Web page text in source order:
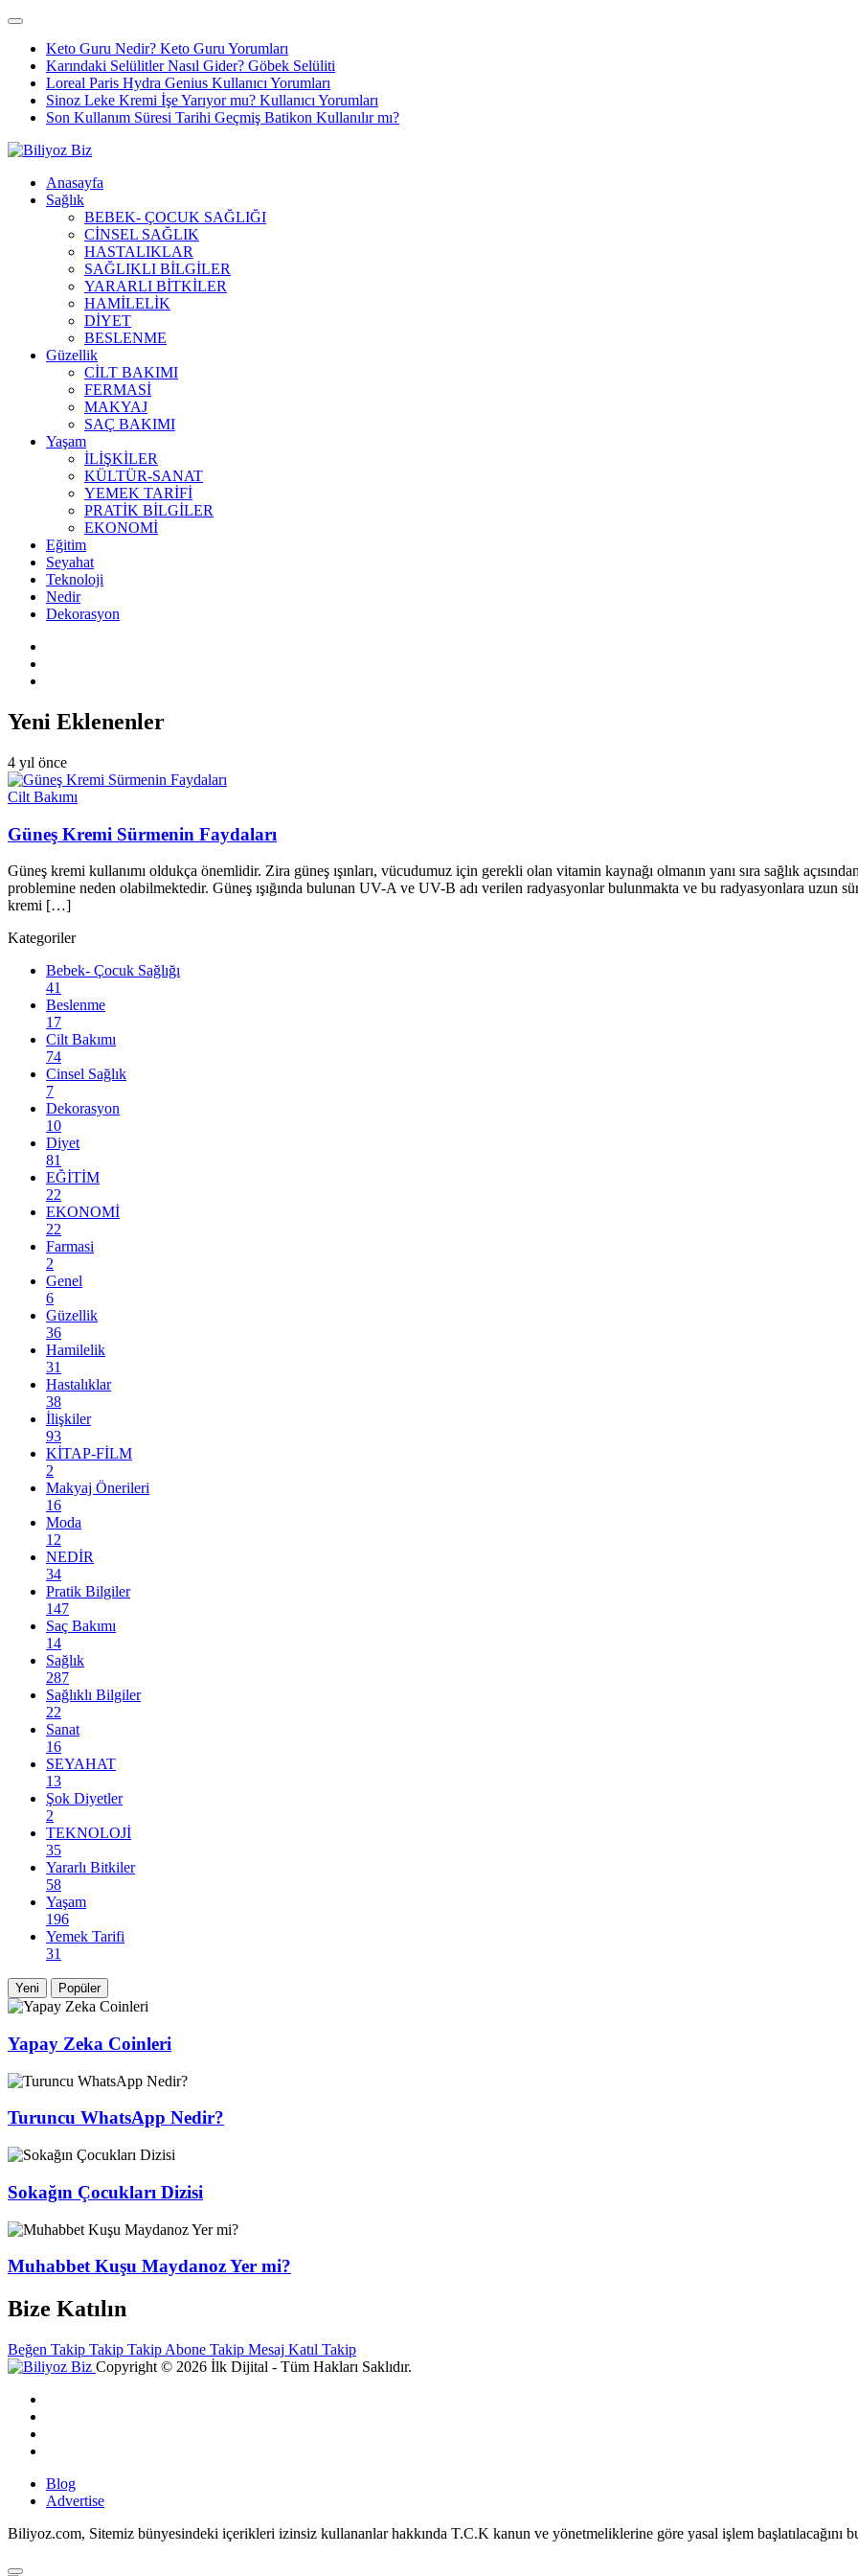
Keto Guru Nedir? Keto Guru Yorumları
Karındaki Selülitler Nasıl Gider? Göbek Selüliti
Loreal Paris Hydra Genius Kullanıcı Yorumları
Sinoz Leke Kremi İşe Yarıyor mu? Kullanıcı Yorumları
Son Kullanım Süresi Tarihi Geçmiş Batikon Kullanılır mı?
Anasayfa
Sağlık
BEBEK- ÇOCUK SAĞLIĞI
CİNSEL SAĞLIK
HASTALIKLAR
SAĞLIKLI BİLGİLER
YARARLI BİTKİLER
HAMİLELİK
DİYET
BESLENME
Güzellik
CİLT BAKIMI
FERMASİ
MAKYAJ
SAÇ BAKIMI
Yaşam
İLİŞKİLER
KÜLTÜR-SANAT
YEMEK TARİFİ
PRATİK BİLGİLER
EKONOMİ
Eğitim
Seyahat
Teknoloji
Nedir
Dekorasyon
Yeni Eklenenler
4 yıl önce
Cilt Bakımı
Güneş Kremi Sürmenin Faydaları
Güneş kremi kullanımı oldukça önemlidir. Zira güneş ışınları, vücudumuz için gerekli olan vitamin kaynağı olmanın yanı sıra sağlık
problemine neden olabilmektedir. Güneş ışığında bulunan UV-A ve UV-B adı verilen radyasyonlar bulunmakta ve bu radyasyonlara uzun
kremi […]
Kategoriler
Bebek- Çocuk Sağlığı
41
Beslenme
17
Cilt Bakımı
74
Cinsel Sağlık
7
Dekorasyon
10
Diyet
81
EĞİTİM
22
EKONOMİ
22
Farmasi
2
Genel
6
Güzellik
36
Hamilelik
31
Hastalıklar
38
İlişkiler
93
KİTAP-FİLM
2
Makyaj Önerileri
16
Moda
12
NEDİR
34
Pratik Bilgiler
147
Saç Bakımı
14
Sağlık
287
Sağlıklı Bilgiler
22
Sanat
16
SEYAHAT
13
Şok Diyetler
2
TEKNOLOJİ
35
Yararlı Bitkiler
58
Yaşam
196
Yemek Tarifi
31
Yeni Popüler
Yapay Zeka Coinleri
Turuncu WhatsApp Nedir?
Sokağın Çocukları Dizisi
Muhabbet Kuşu Maydanoz Yer mi?
Bize Katılın
Beğen Takip Takip Takip Abone Takip Mesaj Katıl Takip
Copyright © 2026 İlk Dijital - Tüm Hakları Saklıdır.
Blog
Advertise
Biliyoz.com, Sitemiz bünyesindeki içerikleri izinsiz kullananlar hakkında T.C.K kanun ve yönetmeliklerine göre yasal işlem başlatılacağını